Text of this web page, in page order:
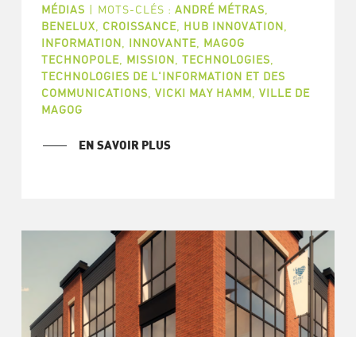
MÉDIAS | MOTS-CLÉS : ANDRÉ MÉTRAS
BENELUX
CROISSANCE, HUB INNOVATION
INFORMATION
INNOVANTE, MAGOG
TECHNOPOLE, MISSION TECHNOLOGIES
TECHNOLOGIES DE L'INFORMATION ET DES
COMMUNICATIONS VICKI MAY HAMM VILLE DE
MAGOG
EN SAVOIR PLUS